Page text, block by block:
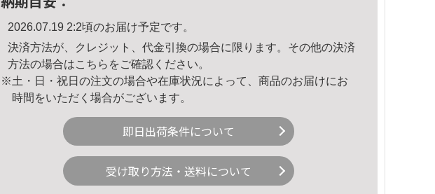
2026.07.19 2:2頃のお届け予定です。
決済方法が、クレジット、代金引換の場合に限ります。その他の決済
方法の場合はこちら をご確認ください。
※土・日・祝日の注文の場合や在庫状況によって、商品のお届けにお
時間をいただく場合がございます。
即日出荷条件について
受け取り方法・送料について